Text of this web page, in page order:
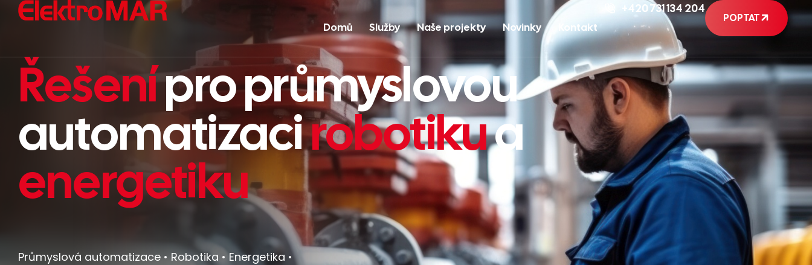
Domů Služby Naše projekty Novinky Kontakt
+420 731 134 204
POPTAT
Řešenípro průmyslovou
automatizacirobotikua
energetiku
Průmyslová automatizace • Robotika • Energetika •